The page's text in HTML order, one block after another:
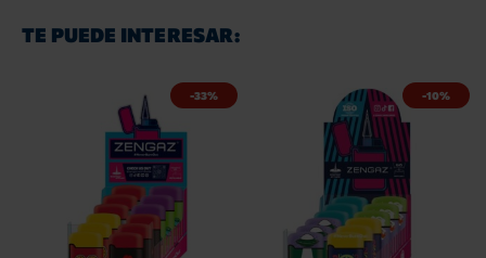
TE PUEDE INTERESAR:
-33% -10%